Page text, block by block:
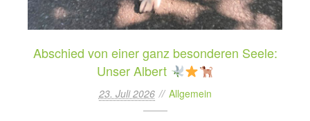
Abschied von einer ganz besonderen Seele:
Unser Albert
23. Juli 2026 Allgemein